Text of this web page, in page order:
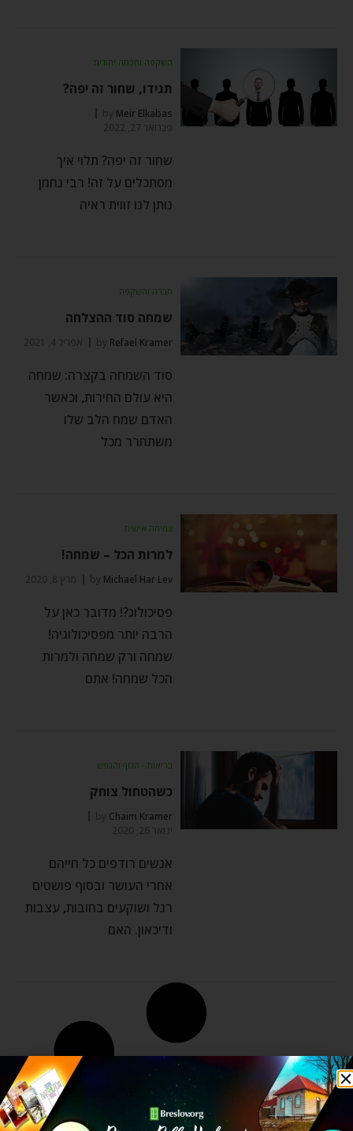
השקפה וחכמה יהודית
תגידו, שחור זה יפה?
by Meir Elkabas
פברואר 27, 2022
שחור זה יפה? תלוי איך
מסתכלים על זה! רבי נחמן
נותן לנו זווית ראיה
חברה והשקפה
שמחה סוד ההצלחה
by Refael Kramer אפריל 4, 2021
סוד השמחה בקצרה: שמחה
היא עולם החירות, וכאשר
האדם שמח הלב שלו
משתחרר מכל
צמיחה אישית
למרות הכל – שמחה!
by Michael Har Lev מרץ 8, 2020
פסיכולוג?! מדובר כאן על
הרבה יותר מפסיכולוגיה!
שמחה ורק שמחה ולמרות
הכל שמחה! אתם
בריאות - הגוף והנפש
כשהטחול צוחק
by Chaim Kramer
ינואר 26, 2020
אנשים רודפים כל חייהם
אחרי העושר ובסוף פושטים
רגל ושוקעים בחובות, עצבות
ודיכאון. האם